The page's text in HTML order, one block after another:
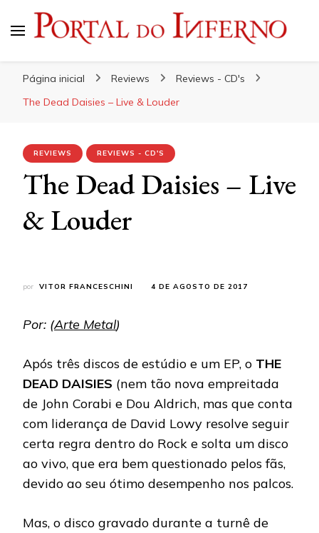
Página inicial Reviews
Reviews - CD's
The Dead Daisies – Live & Louder
REVIEWS REVIEWS - CD'S
The Dead Daisies – Live
& Louder
por VITOR FRANCESCHINI 4 DE AGOSTO DE 2017
Por: (Arte Metal)
Após três discos de estúdio e um EP, o THE
DEAD DAISIES (nem tão nova empreitada
de John Corabi e Dou Aldrich, mas que conta
com liderança de David Lowy resolve seguir
certa regra dentro do Rock e solta um disco
ao vivo, que era bem questionado pelos fãs,
devido ao seu ótimo desempenho nos palcos.
Mas, o disco gravado durante a turnê de